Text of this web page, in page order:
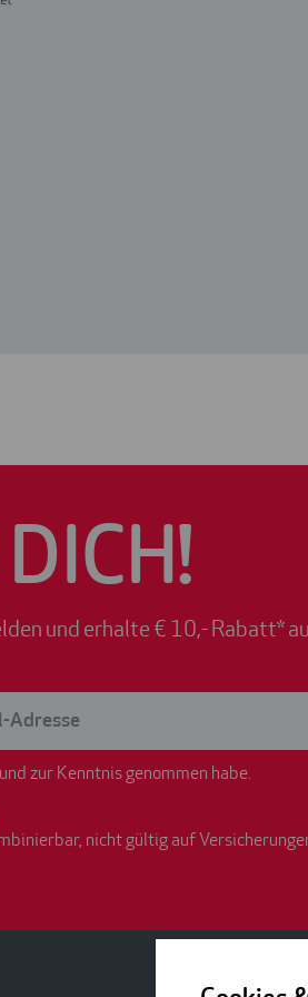
und erhalte € 10,- Rabatt*
zur Kenntnis genommen habe.
nicht gültig auf